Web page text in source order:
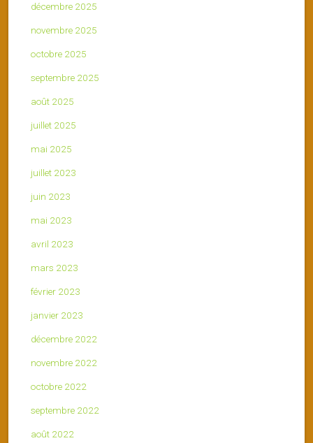
décembre 2025
novembre 2025
octobre 2025
septembre 2025
août 2025
juillet 2025
mai 2025
juillet 2023
juin 2023
mai 2023
avril 2023
mars 2023
février 2023
janvier 2023
décembre 2022
novembre 2022
octobre 2022
septembre 2022
août 2022